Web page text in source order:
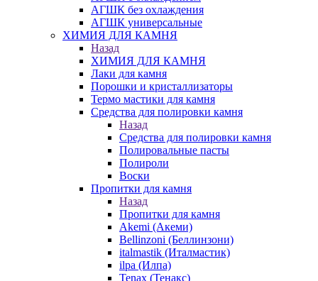
АГШК без охлаждения
АГШК универсальные
ХИМИЯ ДЛЯ КАМНЯ
Назад
ХИМИЯ ДЛЯ КАМНЯ
Лаки для камня
Порошки и кристаллизаторы
Термо мастики для камня
Средства для полировки камня
Назад
Средства для полировки камня
Полировальные пасты
Полироли
Воски
Пропитки для камня
Назад
Пропитки для камня
Akemi (Акеми)
Bellinzoni (Беллинзони)
italmastik (Италмастик)
ilpa (Илпа)
Tenax (Тенакс)